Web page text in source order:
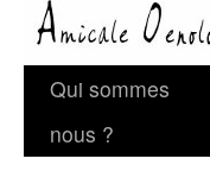
Qui sommes
nous ?